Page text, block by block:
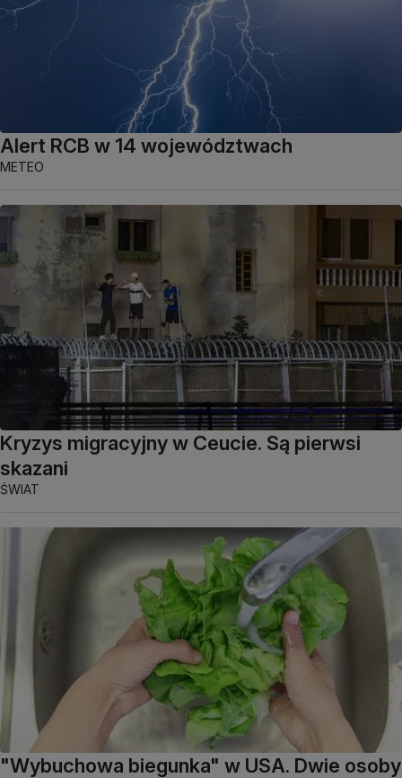
Alert RCB w 14 województwach
METEO
Kryzys migracyjny w Ceucie. Są pierwsi
skazani
ŚWIAT
"Wybuchowa biegunka" w USA. Dwie osoby